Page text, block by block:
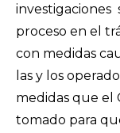
investigaciones
proceso en el
con medidas
las y los
medidas que el
tomado para